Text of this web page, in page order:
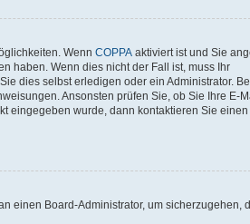
Wenn COPPA aktiviert ist und Sie
haben. Wenn dies nicht der Fall ist, muss Ihr
dies selbst erledigen oder ein Administrator.
Ansonsten prüfen Sie, ob Sie Ihre E-
eingegeben wurde, dann kontaktieren Sie einen
einen Board-Administrator, um sicherzugehen,